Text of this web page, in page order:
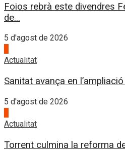
Foios rebrà este divendres
de...
5 d'agost de 2026
Actualitat
Sanitat avança en
5 d'agost de 2026
Actualitat
Torrent culmina la reforma